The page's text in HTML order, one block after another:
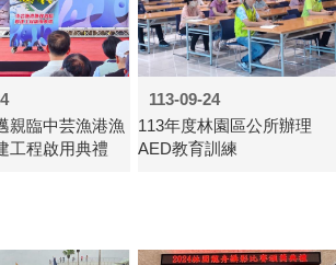
親臨中芸漁港漁
工程啟用典禮
113-09-24
113年度林園區公所辦理
AED教育訓練